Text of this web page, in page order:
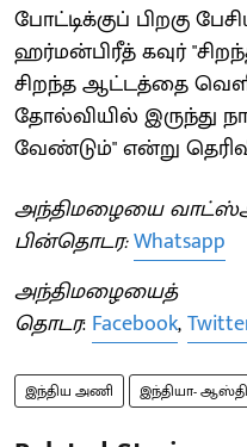
போட்டிக்குப் பிறகு
ஹர்மன்பிரீத் கவுர்
சிறந்த ஆட்டத்தை
தோல்வியில் இருந்து
வேண்டும்" என்று
அந்திமழையை
பின்தொடர:Whatsapp
அந்திமழையைத்
தொடர: Facebook,
இந்திய அணி இந்தியா-